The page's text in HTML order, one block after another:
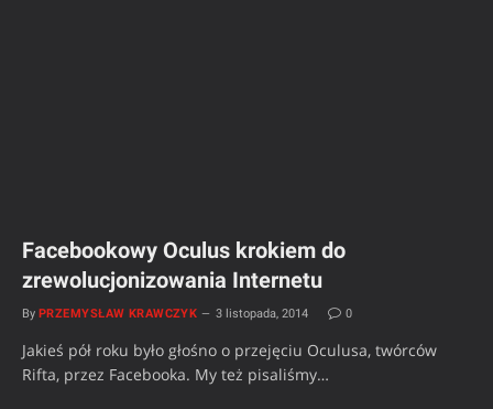
Facebookowy Oculus krokiem do
zrewolucjonizowania Internetu
By PRZEMYSŁAW KRAWCZYK 3 listopada, 2014 0
Jakieś pół roku było głośno o przejęciu Oculusa, twórców
Rifta, przez Facebooka. My też pisaliśmy…